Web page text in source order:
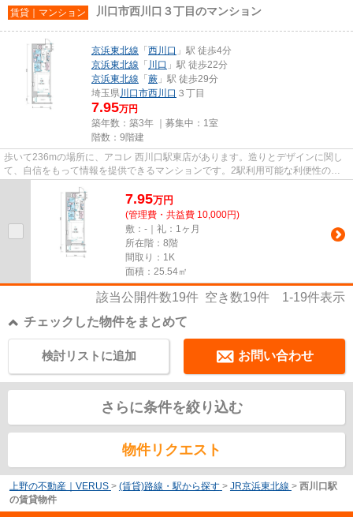
賃貸｜マンション 川口市西川口３丁目のマンション
京浜東北線 「 西川口 」駅 徒歩4分
京浜東北線 「 川口 」駅 徒歩22分
京浜東北線 「 蕨 」駅 徒歩29分
埼玉県川口市西川口 ３丁目
7.95万円
築年数：築3年 ｜募集中： 1室
階数：9階建
歩いて236mの場所に、アコレ 西川口駅東店があります。造りとデザインに関し
て、自信をもって情報を提供できるマンションです。2駅利用可能な利便性の高
7.95万円
(管理費・共益費 10,000円)
敷：-｜礼：1ヶ月
所在階：8階
間取り：1K
面積：25.54㎡
該当公開件数19件 空き数19件 1-19件表示
チェックした物件をまとめて
お問い合わせ
検討リストに追加
さらに条件を絞り込む
物件リクエスト
上野の不動産｜VERUS > (賃貸)路線・駅から探す > JR京浜東北線 > 西川口駅
の賃貸物件